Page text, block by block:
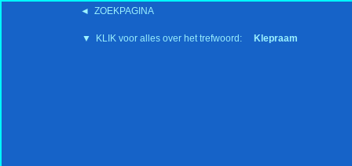
◄ ZOEKPAGINA
▼ KLIK voor alles over het trefwoord: Klepraam
'15:19 19-2-2008